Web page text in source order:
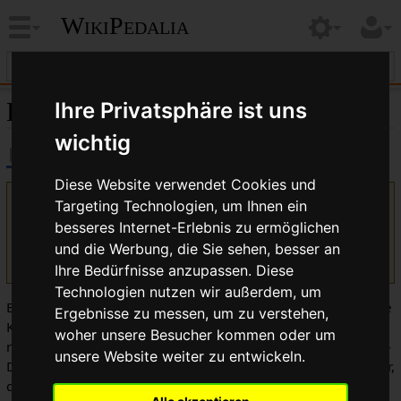
Ihre Privatsphäre ist uns
wichtig
Diese Website verwendet Cookies und
Targeting Technologien, um Ihnen ein
besseres Internet-Erlebnis zu ermöglichen
und die Werbung, die Sie sehen, besser an
Ihre Bedürfnisse anzupassen. Diese
Technologien nutzen wir außerdem, um
Ergebnisse zu messen, um zu verstehen,
woher unsere Besucher kommen oder um
unsere Website weiter zu entwickeln.
WikiPedalia
Kompakt-Dreifachkurbel
Version vom 19. Juli 2017, 07:47 Uhr vonBikegeissel
Beiträge)(Kategorie in Vorloage)
Unterschied)← Nächstältere Version | Aktuelle Version
(Unterschied) | Nächstjüngere Version → (Unterschied)
Bei Kurbeln mit drei Kettenblättern, die es erlauben, kleinere
Kettenblätter als bei 110 mm Lochkreisdurchmesser zu
nutzen spricht man vonMTB-Kompakt-Kurbeln. Die Kompakt-
Dreifachkurbeln benutzen den 94 mm Lochkreisdurchmesser,
der Kettenblattgrößen ab 29 Zähne erlaubt. Für daskleinste